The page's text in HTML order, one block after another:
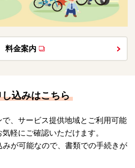
料金案内
込みはこちら
、サービス提供地域とご利用可能
軽にご確認いただけます。
みが可能なので、書類での手続きが